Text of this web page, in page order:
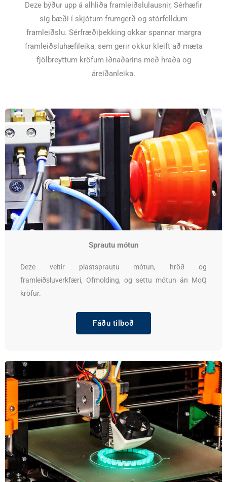
Deze býður upp á alhliða framleiðslulausnir, Sérhæfir
sig bæði í skjótum frumgerð og stórfelldum
framleiðslu. Sérfræðiþekking okkar spannar margra
framleiðsluhæfileika, sem gerir okkur kleift að mæta
fjölbreyttum kröfum iðnaðarins með hraða og
áreiðanleika.
Sprautu mótun
Deze veitir plastsprautu mótun, hröð og
framleiðsluverkfæri, Ofmolding, og settu mótun án MoQ
kröfur.
Fáðu tilboð